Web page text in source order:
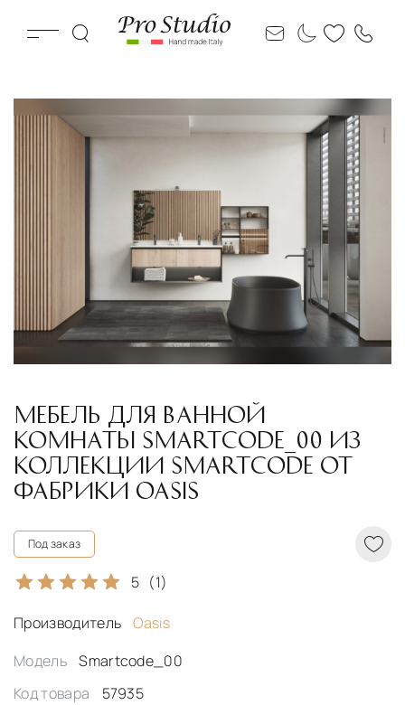
МЕБЕЛЬ ДЛЯ ВАННОЙ
КОМНАТЫ SMARTCODE_00 ИЗ
КОЛЛЕКЦИИ SMARTCODE ОТ
ФАБРИКИ OASIS
Под заказ
5 (1)
Производитель
Oasis
Модель
Smartcode_00
Код товара
57935